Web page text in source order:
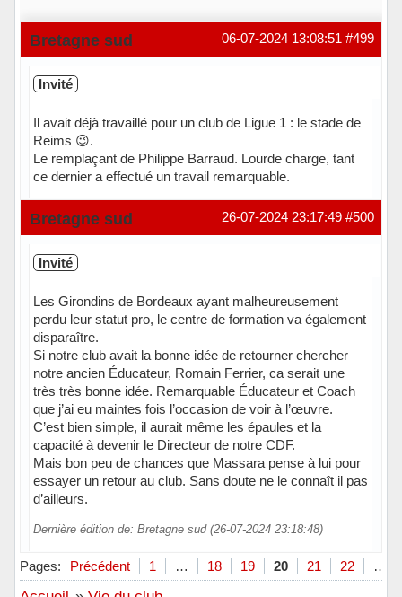
#499
06-07-2024 13:08:51
Bretagne sud
Invité
Il avait déjà travaillé pour un club de Ligue 1 : le stade de
Reims 😉.
Le remplaçant de Philippe Barraud. Lourde charge, tant
ce dernier a effectué un travail remarquable.
#500
26-07-2024 23:17:49
Bretagne sud
Invité
Les Girondins de Bordeaux ayant malheureusement
perdu leur statut pro, le centre de formation va également
disparaître.
Si notre club avait la bonne idée de retourner chercher
notre ancien Éducateur, Romain Ferrier, ca serait une
très très bonne idée. Remarquable Éducateur et Coach
que j’ai eu maintes fois l’occasion de voir à l’œuvre.
C’est bien simple, il aurait même les épaules et la
capacité à devenir le Directeur de notre CDF.
Mais bon peu de chances que Massara pense à lui pour
essayer un retour au club. Sans doute ne le connaît il pas
d’ailleurs.
Dernière édition de: Bretagne sud (26-07-2024 23:18:48)
Pages: Précédent 1 … 18 19 20 21 22 …